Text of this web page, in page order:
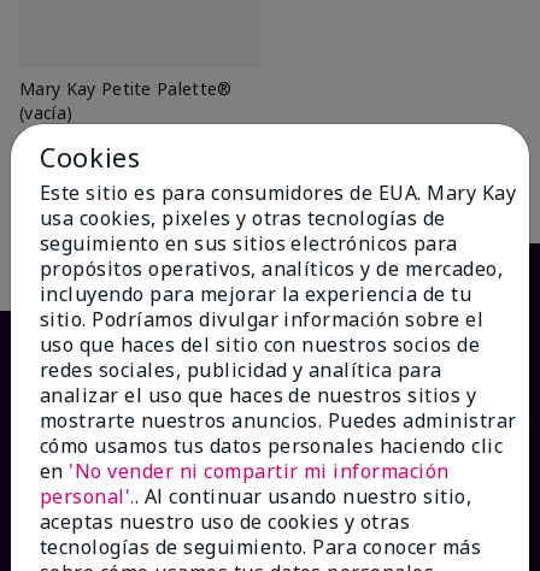
Mary Kay Petite Palette®
(vacía)
$12.00
Añadir a la bolsa
¿CÓMO PODEMOS AYUDAR?
Cookies
Este sitio es para consumidores de EUA. Mary Kay
usa cookies, pixeles y otras tecnologías de
seguimiento en sus sitios electrónicos para
propósitos operativos, analíticos y de mercadeo,
incluyendo para mejorar la experiencia de tu
sitio. Podríamos divulgar información sobre el
uso que haces del sitio con nuestros socios de
redes sociales, publicidad y analítica para
analizar el uso que haces de nuestros sitios y
mostrarte nuestros anuncios. Puedes administrar
cómo usamos tus datos personales haciendo clic
en 'No vender ni compartir mi información
personal'.. Al continuar usando nuestro sitio,
aceptas nuestro uso de cookies y otras
tecnologías de seguimiento. Para conocer más